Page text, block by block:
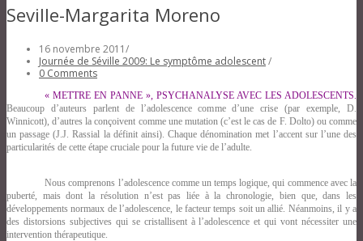
Seville-Margarita Moreno
16 novembre 2011/
Journée de Séville 2009: Le symptôme adolescent/
0 Comments
« METTRE EN PANNE », PSYCHANALYSE AVEC LES ADOLESCENTS.
Beaucoup d’auteurs parlent de l’adolescence comme d’une crise (par exemple, D.
Winnicott), d’autres la conçoivent comme une mutation (c’est le cas de F. Dolto) ou comme
un passage (J.J. Rassial la définit ainsi). Chaque dénomination met l’accent sur l’une des
particularités de cette étape cruciale pour la future vie de l’adulte.
Nous comprenons l’adolescence comme un temps logique, qui commence avec la
puberté, mais dont la résolution n’est pas liée à la chronologie, bien que, dans les
développements normaux de l’adolescence, le facteur temps soit un allié. Néanmoins, il y a
des distorsions subjectives qui se cristallisent à l’adolescence et qui vont nécessiter une
intervention thérapeutique.